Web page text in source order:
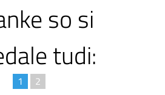
so si
tudi:
1 2